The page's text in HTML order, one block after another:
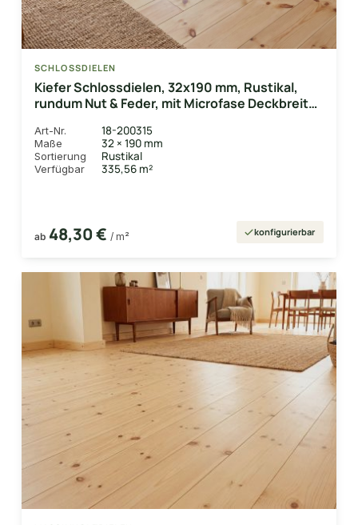
SCHLOSSDIELEN
Kiefer Schlossdielen, 32x190 mm, Rustikal,
rundum Nut & Feder, mit Microfase Deckbreite:
Art-Nr. 18-200315
Maße 32 × 190 mm
Sortierung Rustikal
Verfügbar 335,56 m²
ab 48,30 € / m² konfigurierbar